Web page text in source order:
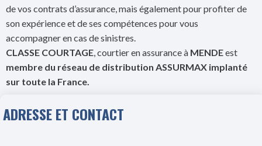
de vos contrats d’assurance, mais également pour profiter de
son expérience et de ses compétences pour vous
accompagner en cas de sinistres.
CLASSE COURTAGE, courtier en assurance à MENDEest
membre du réseau de distribution ASSURMAX implanté
sur toute la France.
ADRESSE ET CONTACT